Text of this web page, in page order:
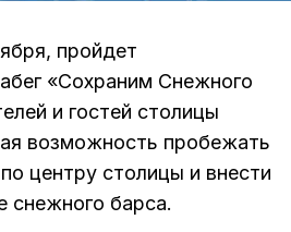
пройдет
«Сохраним Снежного
и гостей столицы
возможность пробежать
центру столицы и внести
снежного барса.